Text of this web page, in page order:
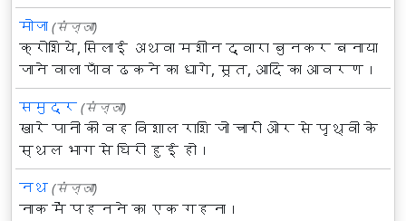
मोजा (संज्ञा)
क्रोशिये, सिलाई अथवा मशीन द्वारा बुनकर बनाया
जाने वाला पाँव ढकने का धागे, सूत, आदि का आवरण।
समुद्र (संज्ञा)
खारे पानी की वह विशाल राशि जो चारों ओर से पृथ्वी के
स्थल भाग से घिरी हुई हो।
नथ (संज्ञा)
नाक में पहनने का एक गहना।